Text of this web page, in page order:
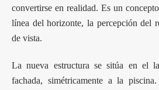
convertirse en realidad. Es un
línea del horizonte, la percepción del
de vista.
La nueva estructura se sitúa en el
fachada, simétricamente a la